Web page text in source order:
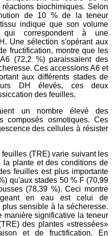
biochimiques. Selon
de 10 % de la teneur
indique que son volume
correspondent à une
Une sélection s'opérant aux
fructification, montre que les
(72,2 %) paraissaient des
Ces accessions A6 et
aux différents stades de
DH élevés, ces deux
des feuilles.
un nombre élevé des
composés osmotiques. Ces
des cellules à résister
(TRE) varie suivant les
la plante et des conditions de
feuilles est plus importante
qu'aux stades 50 % F (70,99
(78,39 %). Ceci montre
en eau est celui de
sensible à la sécheresse.
manière significative la teneur
des plantes «stressées»
et de fructification. En